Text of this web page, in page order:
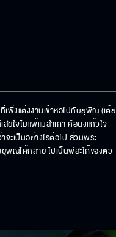
พิ่งแต่งงานเข้าหอไปกับยุพิณ (เต้ย
ใจไม่แพ้แม่สำเภา คือนังแก้วใจ
ะเป็นอย่างไรต่อไป ส่วนพระ
พิณได้กลาย ไปเป็นพี่สะใภ้ของตัว